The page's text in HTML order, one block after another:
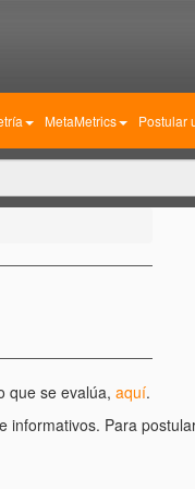
MetaMetrics Postular
que se evalúa, aquí.
Para